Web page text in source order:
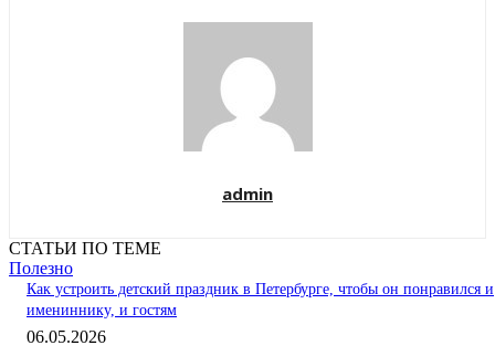
admin
СТАТЬИ ПО ТЕМЕ
Полезно
Как устроить детский праздник в Петербурге, чтобы он понравился и
имениннику, и гостям
06.05.2026